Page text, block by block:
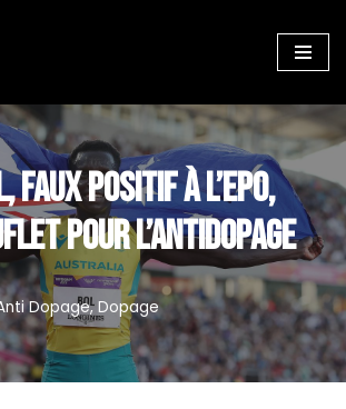
FAUX POSITIF À L’EPO,
POUR L’ANTIDOPAGE
Dopage,Dopage